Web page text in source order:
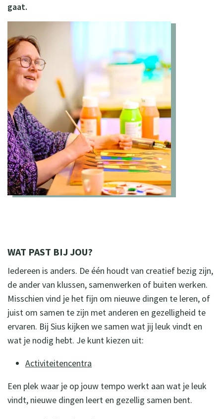
gaat.
WAT PAST BIJ JOU?
Iedereen is anders. De één houdt van creatief bezig zijn,
de ander van klussen, samenwerken of buiten werken.
Misschien vind je het fijn om nieuwe dingen te leren, of
juist om samen te zijn met anderen en gezelligheid te
ervaren. Bij Sius kijken we samen wat jij leuk vindt en
wat je nodig hebt. Je kunt kiezen uit:
Activiteitencentra
Een plek waar je op jouw tempo werkt aan wat je leuk
vindt, nieuwe dingen leert en gezellig samen bent.